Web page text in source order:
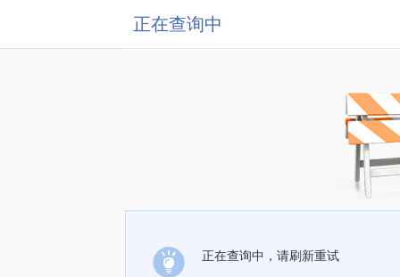
正在查询中
正在查询中，请刷新重试